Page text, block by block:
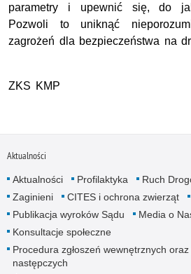
parametry i upewnić się, do
Pozwoli to uniknąć
zagrożeń dla bezpieczeństwa na
ZKS KMP
Aktualności
Aktualności Profilaktyka Ruch
Zaginieni
CITES i ochrona zwierząt
Publikacja wyroków Sądu
Media o
Konsultacje społeczne
Procedura zgłoszeń wewnętrznych
następczych